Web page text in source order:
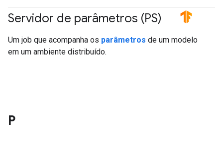
Servidor de parâmetros (PS) #TensorFlow
Um job que acompanha os parâmetros de um modelo
em um ambiente distribuído.
P